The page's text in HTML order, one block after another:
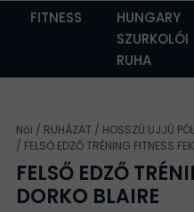
FITNESS
HUNGARY
SZURKOLÓI
RUHA
Női RUHÁZAT
HOSSZÚ UJJÚ
FELSŐ EDZŐ TRÉNING FITNESS
FELSŐ EDZŐ
DORKO BLAIRE